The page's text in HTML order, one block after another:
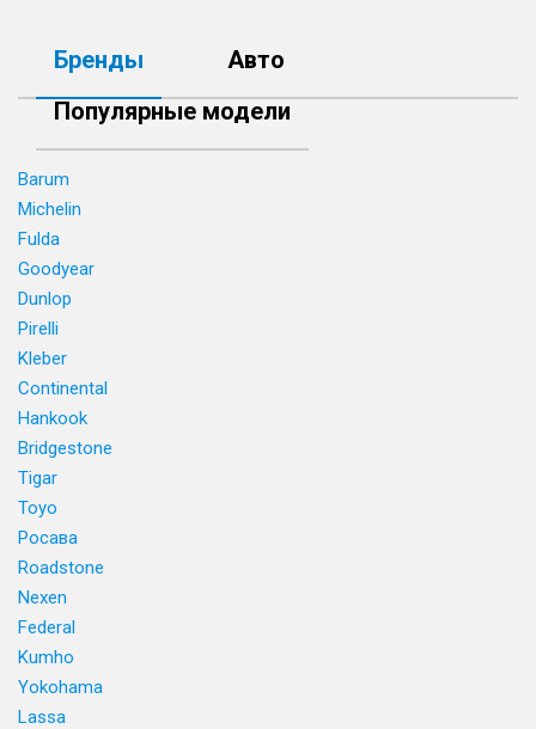
Бренды
Авто
Популярные модели
Barum
Michelin
Fulda
Goodyear
Dunlop
Pirelli
Kleber
Continental
Hankook
Bridgestone
Tigar
Toyo
Росава
Roadstone
Nexen
Federal
Kumho
Yokohama
Lassa